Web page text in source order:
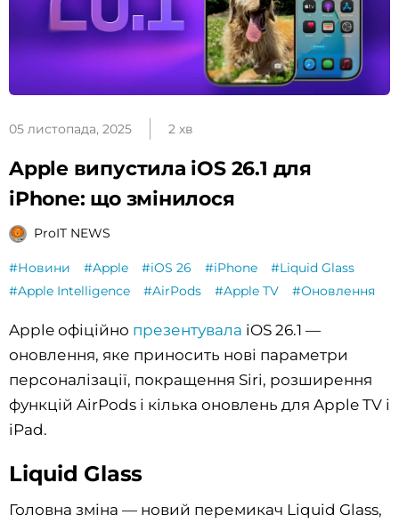
05 листопада, 2025 2 хв
Apple випустила iOS 26.1 для
iPhone: що змінилося
ProIT NEWS
#Новини #Apple #iOS 26 #iPhone
#Liquid Glass
#Apple Intelligence
#AirPods #Apple TV #Оновлення
Apple офіційно презентувала iOS 26.1 —
оновлення, яке приносить нові параметри
персоналізації, покращення Siri, розширення
функцій AirPods і кілька оновлень для Apple TV і
iPad.
Liquid Glass
Головна зміна — новий перемикач Liquid Glass,